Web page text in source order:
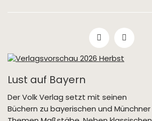
Lust auf Bayern
Der Volk Verlag setzt mit seinen
Büchern zu bayerischen und Münchner